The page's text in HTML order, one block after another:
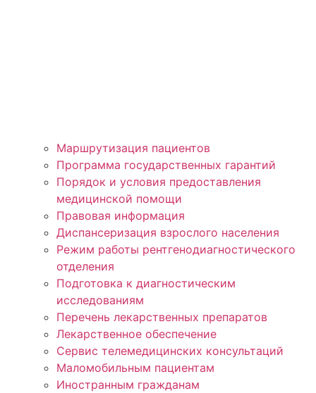
Маршрутизация пациентов
Программа государственных гарантий
Порядок и условия предоставления
медицинской помощи
Правовая информация
Диспансеризация взрослого населения
Режим работы рентгенодиагностического
отделения
Подготовка к диагностическим
исследованиям
Перечень лекарственных препаратов
Лекарственное обеспечение
Сервис телемедицинских консультаций
Маломобильным пациентам
Иностранным гражданам